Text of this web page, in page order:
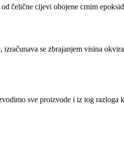
čelične cijevi obojene crnim
se zbrajanjem visina
sve proizvode i iz tog razloga